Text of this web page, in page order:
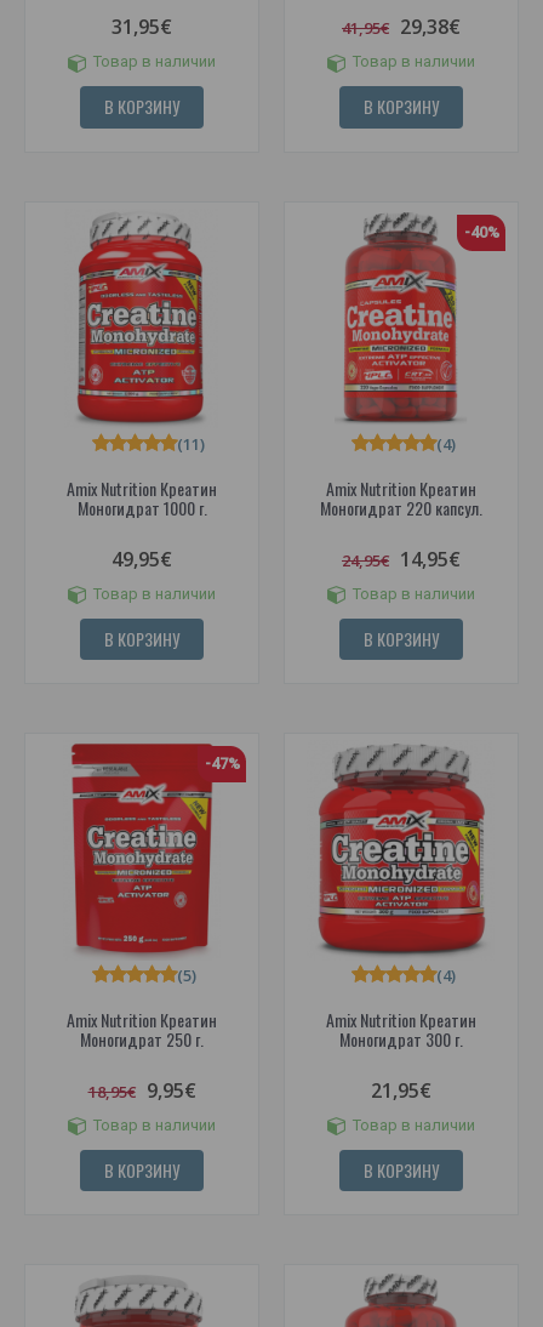
31,95€
Товар в наличии
В КОРЗИНУ
41,95€ 29,38€
Товар в наличии
В КОРЗИНУ
Amix Nutrition Креатин
Моногидрат 1000 г.
(11)
49,95€
Товар в наличии
В КОРЗИНУ
-40%
Amix Nutrition Креатин
Моногидрат 220 капсул.
(4)
24,95€ 14,95€
Товар в наличии
В КОРЗИНУ
-47%
Amix Nutrition Креатин
Моногидрат 250 г.
(5)
18,95€ 9,95€
Товар в наличии
В КОРЗИНУ
Amix Nutrition Креатин
Моногидрат 300 г.
(4)
21,95€
Товар в наличии
В КОРЗИНУ